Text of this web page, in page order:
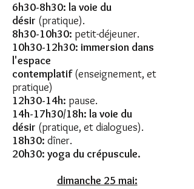
6h30-8h30: la voie du
désir (pratique).
8h30-10h30: petit-déjeuner.
10h30-12h30: immersion dans
l'espace
contemplatif(enseignement, et
pratique)
12h30-14h: pause.
14h-17h30/18h: la voie du
désir (pratique, et dialogues).
18h30: dîner.
20h30: yoga du crépuscule.
dimanche 25 mai: